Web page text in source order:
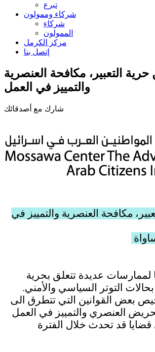
تبرع
شركاء وممولون
شركاء
الممولون
مركز الكرمل
إتصل بنا
حرية التعبير، مكافحة العنصرية
والتمييز في العمل
شارك مع أصدقائك
مكافحة العنصرية والتمييز في
لممارسات عديدة تتعلق بحرية
التوتر السياسي والأمني.
بعض القوانين التي تتطرق الى
العنصري والتمييز في العمل
قد تحدث خلال الفترة